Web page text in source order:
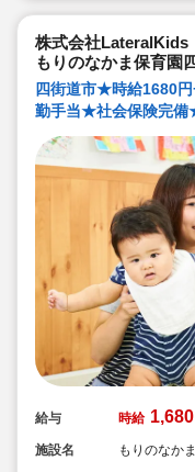
株式会社LateralKids
もりのなかま保育園
四街道市★時給1680
勤手当★社会保険完備
給与 時給 1,680
施設名
もりのなか